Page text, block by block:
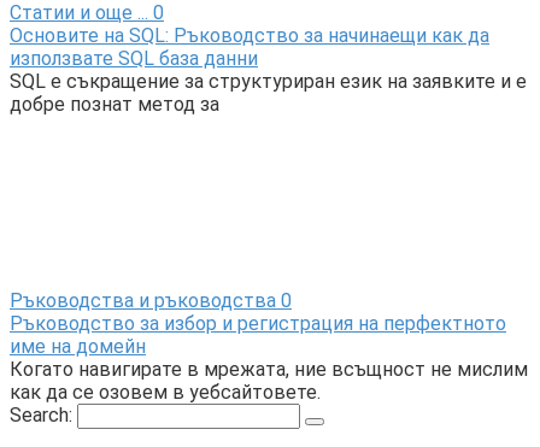
Статии и още ... 0
Основите на SQL: Ръководство за начинаещи как да
използвате SQL база данни
SQL е съкращение за структуриран език на заявките и е
добре познат метод за
Ръководства и ръководства 0
Ръководство за избор и регистрация на перфектното
име на домейн
Когато навигирате в мрежата, ние всъщност не мислим
как да се озовем в уебсайтовете.
Search: